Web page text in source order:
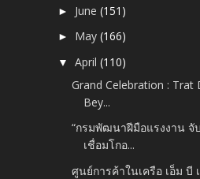
► June(151)
► May(166)
▼April(110)
Grand Celebration : Trat
Bey...
“กรมพัฒนาฝีมือแรงงาน จั
เชื่อมโกอ...
ศูนย์การค้าในเครือ เอ็ม บี